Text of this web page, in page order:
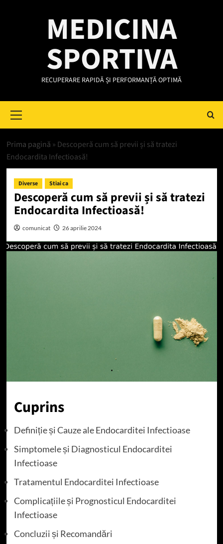
MEDICINA
SPORTIVA
RECUPERARE RAPIDĂ ȘI PERFORMANȚĂ OPTIMĂ
Menu
Prima pagină » Descoperă cum să previi și să tratezi
Endocardita Infectioasă!
Diverse Stiai ca
Descoperă cum să previi și să tratezi
Endocardita Infectioasă!
comunicat 26 aprilie 2024
Cuprins
Definiție și Cauze ale Endocarditei Infectioase
Simptomele și Diagnosticul Endocarditei
Infectioase
Tratamentul Endocarditei Infectioase
Complicațiile și Prognosticul Endocarditei
Infectioase
Concluzii și Recomandări